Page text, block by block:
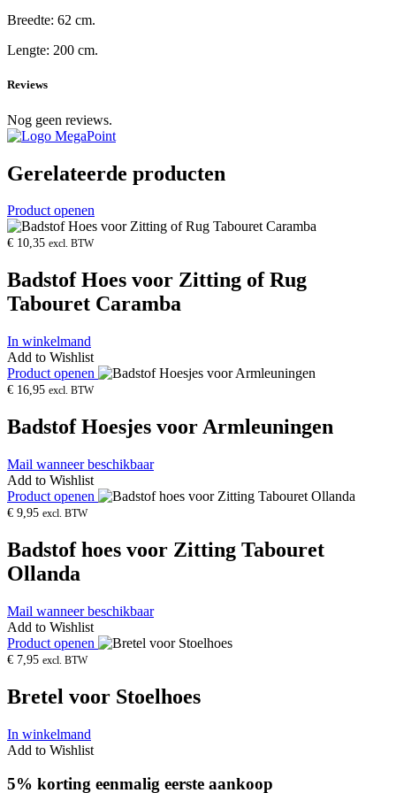
Breedte: 62 cm.
Lengte: 200 cm.
Reviews
Nog geen reviews.
Gerelateerde producten
Product openen
€ 10,35 excl. BTW
Badstof Hoes voor Zitting of Rug
Tabouret Caramba
In winkelmand
Add to Wishlist
Product openen
€ 16,95 excl. BTW
Badstof Hoesjes voor Armleuningen
Mail wanneer beschikbaar
Add to Wishlist
Product openen
€ 9,95 excl. BTW
Badstof hoes voor Zitting Tabouret
Ollanda
Mail wanneer beschikbaar
Add to Wishlist
Product openen
€ 7,95 excl. BTW
Bretel voor Stoelhoes
In winkelmand
Add to Wishlist
5% korting eenmalig eerste aankoop